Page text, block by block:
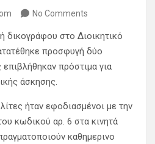
No Comments
δικογράφου στο Διοικητικό
προσφυγή δύο
πρόστιμα για
άσκησης.
ήταν εφοδιασμένοι με την
κωδικού αρ. 6 στα κινητά
καθημερινο